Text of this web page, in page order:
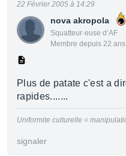
nova akropola
Squatteur·euse d’AF
Membre depuis 22 ans
22 Février 2005 à 14:29
Plus de patate c'est a
rapides.......
Uniformite culturelle =
signaler